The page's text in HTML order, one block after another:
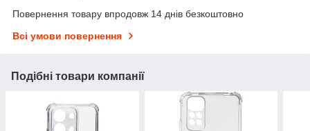
Повернення товару впродовж 14 днів безкоштовно
Всі умови повернення
Подібні товари компанії